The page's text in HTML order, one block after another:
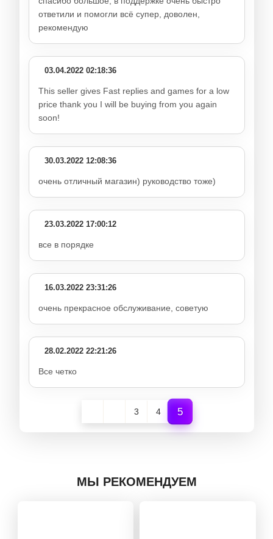
ответили и помогли всё супер, доволен,
рекомендую
03.04.2022 02:18:36
This seller gives Fast replies and games for a low
price thank you I will be buying from you again
soon!
30.03.2022 12:08:36
очень отличный магазин) руководство тоже)
23.03.2022 17:00:12
все в порядке
16.03.2022 23:31:26
очень прекрасное обслуживание, советую
28.02.2022 22:21:26
Все четко
3 4 5
МЫ РЕКОМЕНДУЕМ